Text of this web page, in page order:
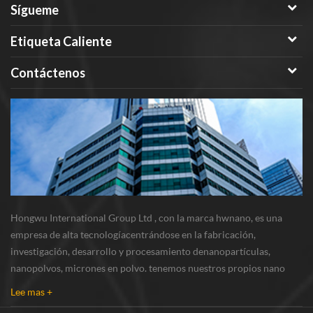
cerámica estructural de nitruro
de aluminio resistente a la
corrosión y alta temperatura y
cerámica de microondas
transparente. así como la
aplicación actual en resina pi,
aislamiento térmico de mica,
grasa térmica, pintura aislante y
international group ltd, con la
marca hwnano, que es una
empresa de alta tecnología que
se enfoca en la fabricación,
Sígueme
Etiqueta Caliente
Contáctenos
Hongwu International Group Ltd , con la marca hwnano, es una
empresa de alta tecnologíacentrándose en la fabricación,
investigación, desarrollo y procesamiento denanopartículas,
nanopolvos, micrones en polvo. tenemos nuestros propios nano
Lee mas +